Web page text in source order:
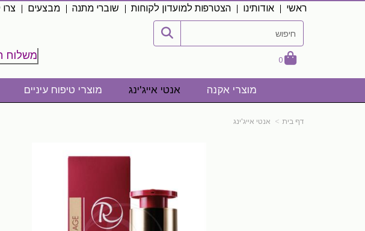
ראשי אודותינו הצטרפות למועדון לקוחות שוברי מתנה מבצעים
0 משלוח
מוצרי אקנה אנטי אייג'ינג מוצרי טיפוח עיניים
דף בית אנטי אייג'ינג